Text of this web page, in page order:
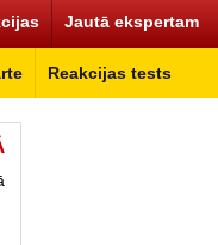
Reakcijas tests
Jautā ekspertam